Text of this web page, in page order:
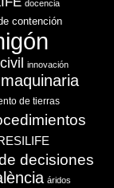
docencia
contención
innovación
maquinaria
de tierras
decisiones
áridos